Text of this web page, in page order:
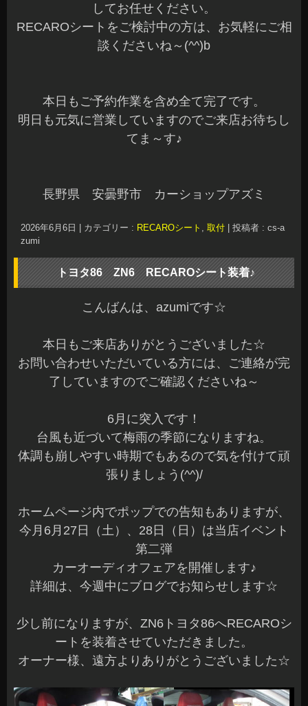
してお任せください。
RECAROシートをご検討中の方は、お気軽にご相
談くださいね～(^^)b
本日もご予約作業を含め全て完了です。
明日も元気に営業していますのでご来店お待ちし
てま～す♪
長野県 安曇野市 カーショップアズミ
2026年6月6日 | カテゴリー : RECAROシート 取付 | 投稿者 : cs-a
zumi
トヨタ86 ZN6 RECAROシート装着♪
こんばんは、azumiです☆
本日もご来店ありがとうございました☆
お問い合わせいただいている方には、ご連絡が完
了していますのでご確認くださいね～
6月に突入です！
台風も近づいて梅雨の季節になりますね。
体調も崩しやすい時期でもあるので気を付けて頑
張りましょう(^^)/
ホームページ内でポップでの告知もありますが、
今月6月27日（土）、28日（日）は当店イベント
第二弾
カーオーディオフェアを開催します♪
詳細は、今週中にブログでお知らせします☆
少し前になりますが、ZN6トヨタ86へRECAROシ
ートを装着させていただきました。
オーナー様、遠方よりありがとうございました☆